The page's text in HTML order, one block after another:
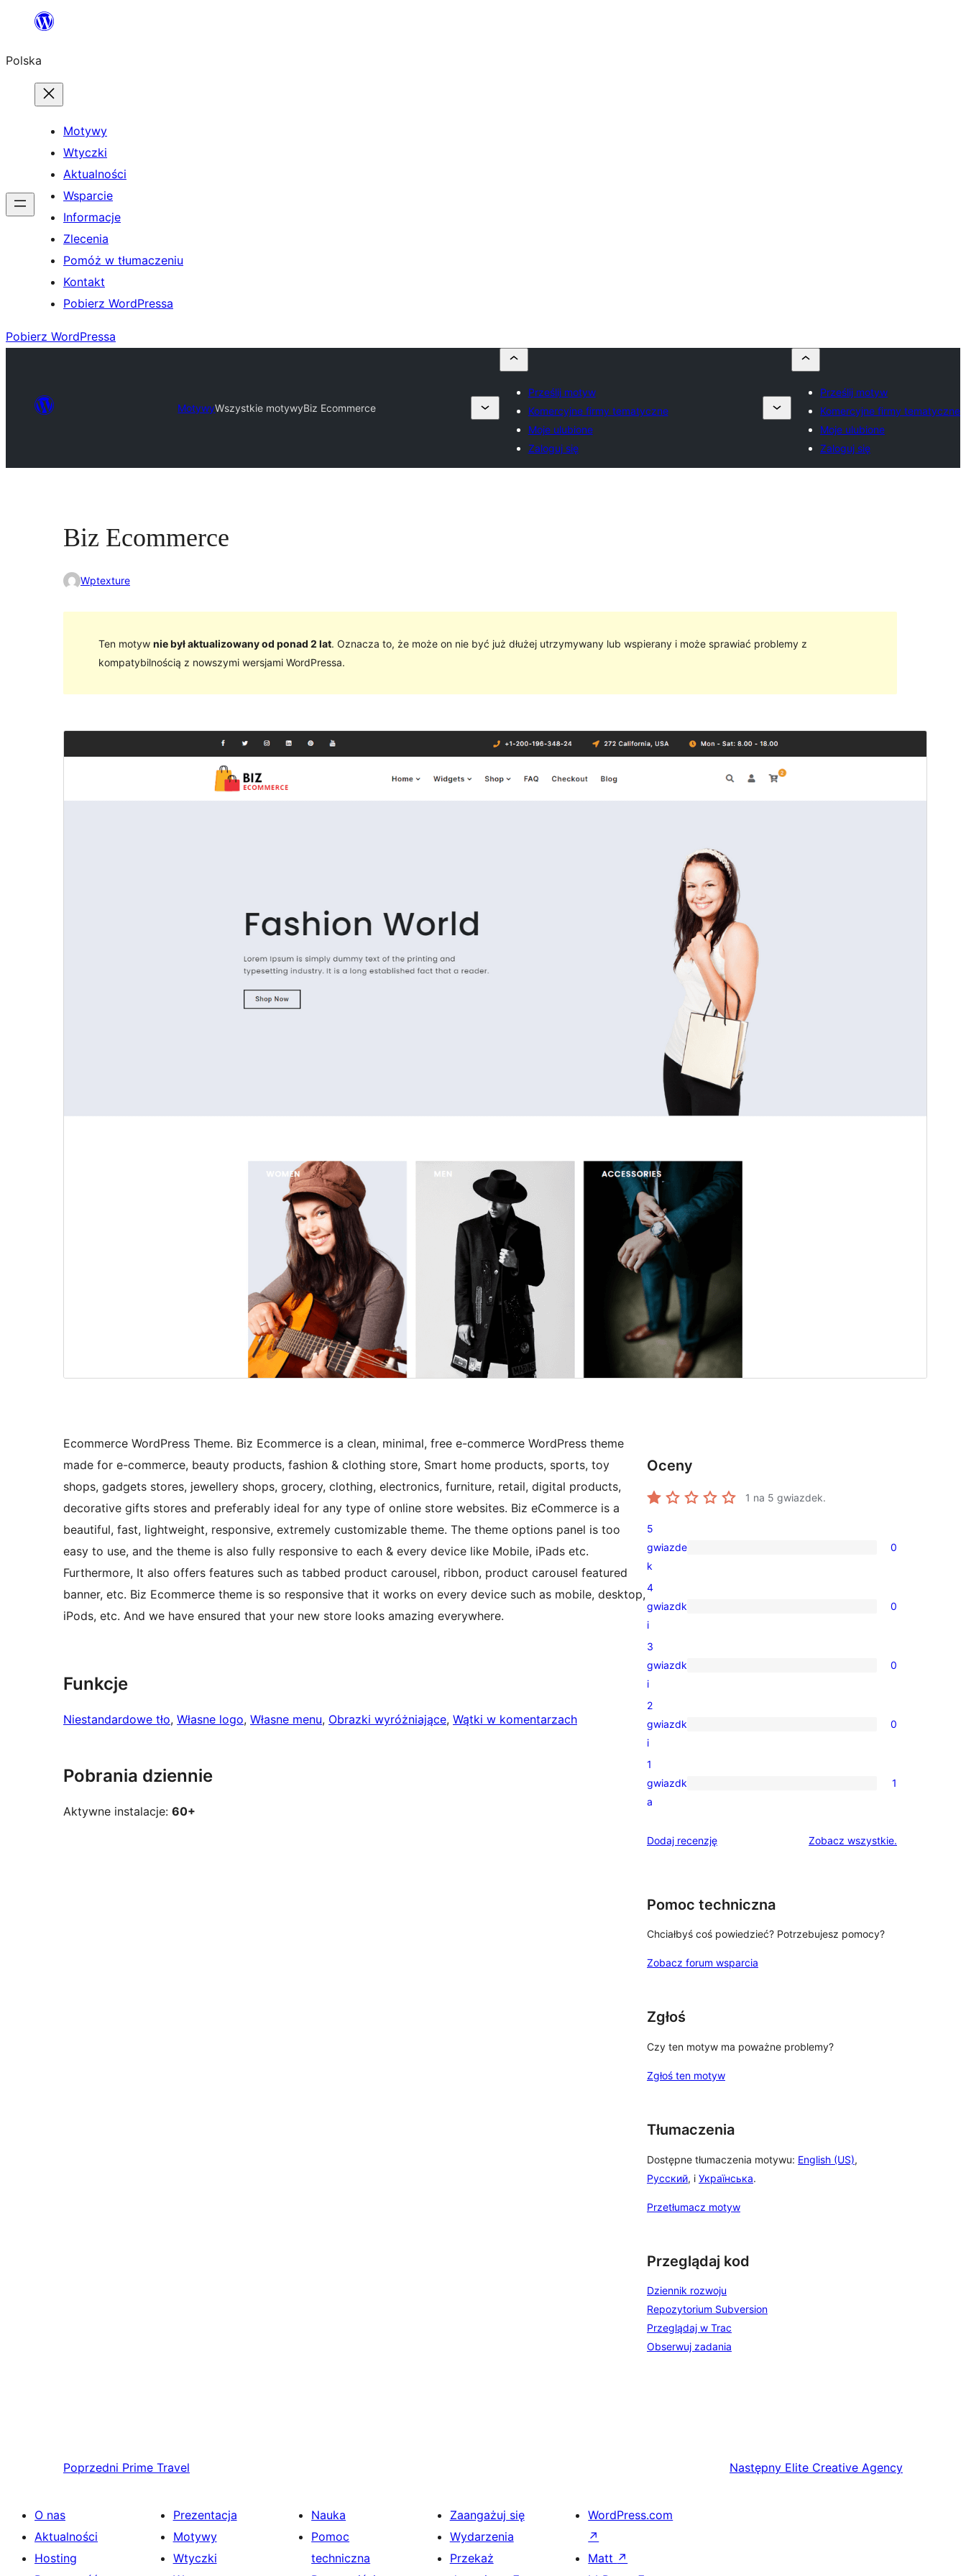
Przejdź
treści
Polska
Motywy
Wtyczki
Aktualności
Wsparcie
Informacje
Zlecenia
Pomóż w tłumaczeniu
Kontakt
Pobierz WordPressa
Pobierz WordPressa
MotywyWszystkie motywyBiz Ecommerce
Prześlij motyw
Komercyjne firmy tematyczne
Moje ulubione
Zaloguj się
Prześlij motyw
Komercyjne firmy tematyczne
Moje ulubione
Zaloguj się
Biz Ecommerce
Wptexture
Ten motyw nie był aktualizowany od ponad 2 lat. Oznacza to, że może on nie być już dłużej utrzymywany lub wspierany i może sprawiać problemy z
kompatybilnością z nowszymi wersjami WordPressa.
PodglądPobierz
Aktywne instalacje
60+
Ecommerce WordPress Theme. Biz Ecommerce is a clean, minimal, free e-commerce WordPress theme
made for e-commerce, beauty products, fashion & clothing store, Smart home products, sports, toy
shops, gadgets stores, jewellery shops, grocery, clothing, electronics, furniture, retail, digital products,
decorative gifts stores and preferably ideal for any type of online store websites. Biz eCommerce is a
beautiful, fast, lightweight, responsive, extremely customizable theme. The theme options panel is too
easy to use, and the theme is also fully responsive to each & every device like Mobile, iPads etc.
Furthermore, It also offers features such as tabbed product carousel, ribbon, product carousel featured
banner, etc. Biz Ecommerce theme is so responsive that it works on every device such as mobile, desktop,
iPods, etc. And we have ensured that your new store looks amazing everywhere.
Funkcje
Niestandardowe tło, Własne logo, Własne menu, Obrazki wyróżniające, Wątki w komentarzach
Pobrania dziennie
Aktywne instalacje: 60+
Oceny
1 na 5 gwiazdek.
0
recenzji
5-
gwiazdkowych
5
gwiazde
k
0
0
recenzji
4-
gwiazdkowych
4
gwiazdk
i
0
0
recenzji
3-
gwiazdkowych
3
gwiazdk
i
0
0
recenzji
2-
gwiazdkowych
2
gwiazdk
i
0
1
recenzja
gwiazdkowa
1
gwiazdk
a
1
Dodaj recenzję Zobacz wszystkierecenzje
.
Pomoc techniczna
Chciałbyś coś powiedzieć? Potrzebujesz pomocy?
Zobacz forum wsparcia
Zgłoś
Czy ten motyw ma poważne problemy?
Zgłoś ten motyw
Tłumaczenia
Dostępne tłumaczenia motywu: English (US),
Русский, i Українська.
Przetłumacz motyw
Przeglądaj kod
Dziennik rozwoju
Repozytorium Subversion
Przeglądaj w Trac
Obserwuj zadania
Poprzedni Prime Travel Następny Elite Creative Agency
O nas
Aktualności
Hosting
Prezentacja
Motywy
Wtyczki
Nauka
Pomoc
techniczna
Zaangażuj się
Wydarzenia
Przekaż
WordPress.com
↗
Matt ↗